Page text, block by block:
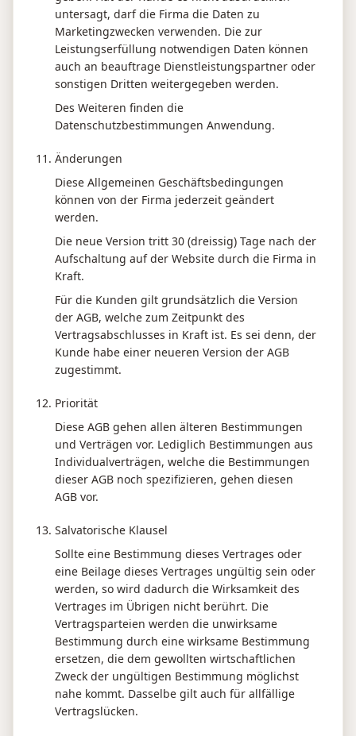
untersagt, darf die Firma die Daten zu
Marketingzwecken verwenden. Die zur
Leistungserfüllung notwendigen Daten können
auch an beauftrage Dienstleistungspartner oder
sonstigen Dritten weitergegeben werden.
Des Weiteren finden die
Datenschutzbestimmungen Anwendung.
Änderungen
Diese Allgemeinen Geschäftsbedingungen
können von der Firma jederzeit geändert
werden.
Die neue Version tritt 30 (dreissig) Tage nach der
Aufschaltung auf der Website durch die Firma in
Kraft.
Für die Kunden gilt grundsätzlich die Version
der AGB, welche zum Zeitpunkt des
Vertragsabschlusses in Kraft ist. Es sei denn, der
Kunde habe einer neueren Version der AGB
zugestimmt.
Priorität
Diese AGB gehen allen älteren Bestimmungen
und Verträgen vor. Lediglich Bestimmungen aus
Individualverträgen, welche die Bestimmungen
dieser AGB noch spezifizieren, gehen diesen
AGB vor.
Salvatorische Klausel
Sollte eine Bestimmung dieses Vertrages oder
eine Beilage dieses Vertrages ungültig sein oder
werden, so wird dadurch die Wirksamkeit des
Vertrages im Übrigen nicht berührt. Die
Vertragsparteien werden die unwirksame
Bestimmung durch eine wirksame Bestimmung
ersetzen, die dem gewollten wirtschaftlichen
Zweck der ungültigen Bestimmung möglichst
nahe kommt. Dasselbe gilt auch für allfällige
Vertragslücken.